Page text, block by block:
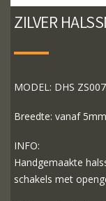
ZILVER
MODEL: DHS ZS007
Breedte: vanaf 5mm
INFO:
Handgemaakte
schakels met